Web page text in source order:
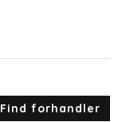
Find forhandler